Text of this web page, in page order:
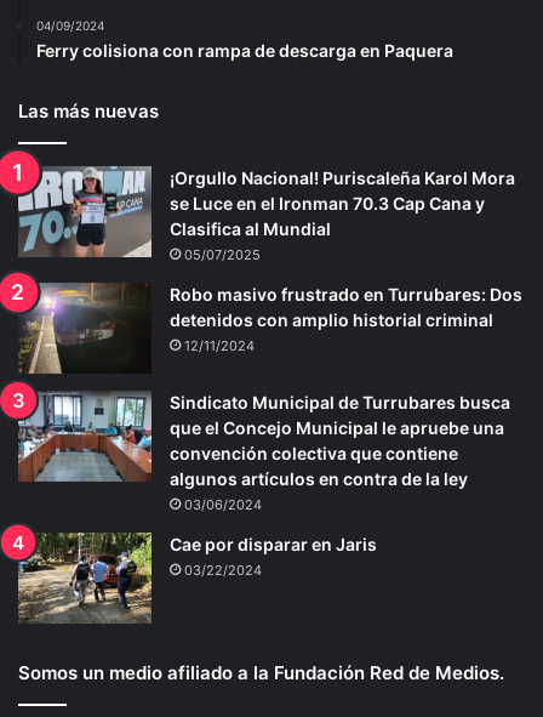
04/09/2024
Ferry colisiona con rampa de descarga en Paquera
Las más nuevas
¡Orgullo Nacional! Puriscaleña Karol Mora
se Luce en el Ironman 70.3 Cap Cana y
Clasifica al Mundial
05/07/2025
Robo masivo frustrado en Turrubares: Dos
detenidos con amplio historial criminal
12/11/2024
Sindicato Municipal de Turrubares busca
que el Concejo Municipal le apruebe una
convención colectiva que contiene
algunos artículos en contra de la ley
03/06/2024
Cae por disparar en Jaris
03/22/2024
Somos un medio afiliado a la Fundación Red de Medios.